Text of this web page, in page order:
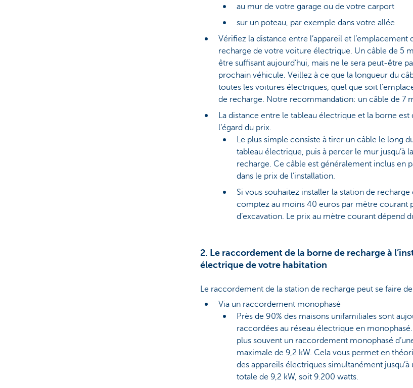
au mur de votre garage ou de votre carport
sur un poteau, par exemple dans votre allée
Vérifiez la distance entre l’appareil et l’emplacement
recharge de votre voiture électrique. Un câble de 5
être suffisant aujourd’hui, mais ne le sera peut-être
prochain véhicule. Veillez à ce que la longueur du
toutes les voitures électriques, quel que soit
de recharge. Notre recommandation: un câble de 7
La distance entre le tableau électrique et la borne est
l’égard du prix.
Le plus simple consiste à tirer un câble le long
tableau électrique, puis à percer le mur jusqu’à
recharge. Ce câble est généralement inclus en
dans le prix de l’installation.
Si vous souhaitez installer la station de recharge
comptez au moins 40 euros par mètre courant
d’excavation. Le prix au mètre courant dépend
2. Le raccordement de la borne de recharge à
électrique de votre habitation
Le raccordement de la station de recharge peut se faire
Via un raccordement monophasé
Près de 90% des maisons unifamiliales sont
raccordées au réseau électrique en
plus souvent un raccordement monophasé
maximale de 9,2 kW. Cela vous permet en
des appareils électriques simultanément jusqu’à
totale de 9,2 kW, soit 9.200 watts.